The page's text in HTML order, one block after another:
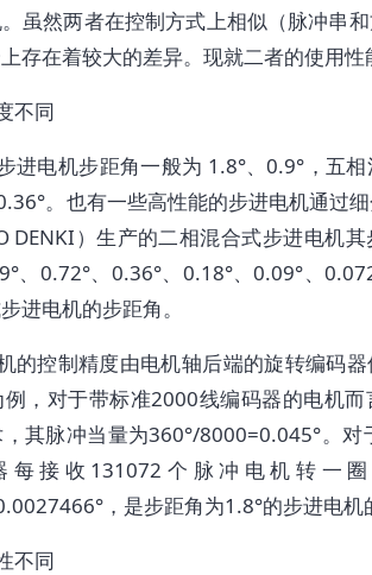
虽然两者在控制方式上相似（脉冲串
存在着较大的差异。现就二者的使用性
不同
进电机步距角一般为 1.8°、0.9°，五
。也有一些高性能的步进电机通过
DENKI）生产的二相混合式步进电机
、0.72°、0.36°、0.18°、0.09°、
进电机的步距角。
的控制精度由电机轴后端的旋转编码
，对于带标准2000线编码器的电机
其脉冲当量为360°/8000=0.045°。
每接收131072个脉冲电机转一
，是步距角为1.8°的步进电机
不同